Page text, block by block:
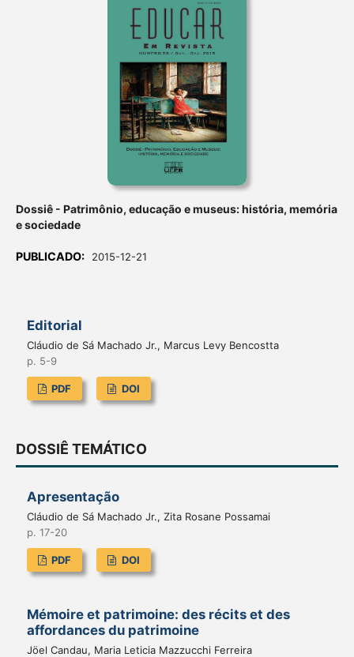
Dossiê - Patrimônio, educação e museus: história, memória
e sociedade
PUBLICADO: 2015-12-21
Editorial
Cláudio de Sá Machado Jr., Marcus Levy Bencostta
p. 5-9
PDF DOI
DOSSIÊ TEMÁTICO
Apresentação
Cláudio de Sá Machado Jr., Zita Rosane Possamai
p. 17-20
PDF DOI
Mémoire et patrimoine: des récits et des
affordances du patrimoine
Jöel Candau, Maria Leticia Mazzucchi Ferreira